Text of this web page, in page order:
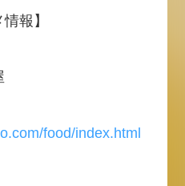
報】
food/index.html